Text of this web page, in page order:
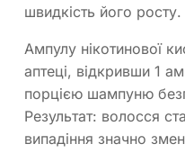
швидкість його росту.
Ампулу нікотинової
аптеці, відкривши 1
порцією шампуню
Результат: волосся
випадіння значно